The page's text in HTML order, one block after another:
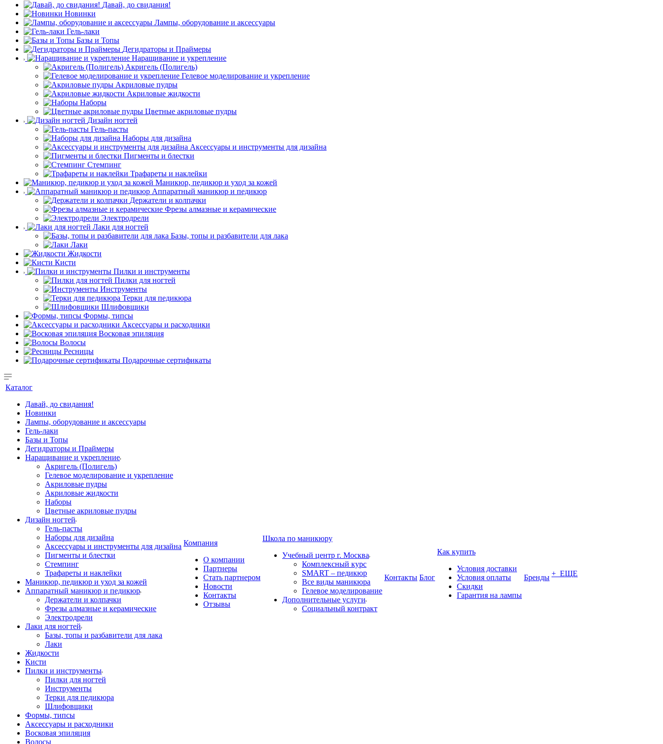
Давай, до свидания!
Новинки
Лампы, оборудование и аксессуары
Гель-лаки
Базы и Топы
Дегидраторы и Праймеры
Наращивание и укрепление
Акригель (Полигель)
Гелевое моделирование и укрепление
Акриловые пудры
Акриловые жидкости
Наборы
Цветные акриловые пудры
Дизайн ногтей
Гель-пасты
Наборы для дизайна
Аксессуары и инструменты для дизайна
Пигменты и блестки
Стемпинг
Трафареты и наклейки
Маникюр, педикюр и уход за кожей
Аппаратный маникюр и педикюр
Держатели и колпачки
Фрезы алмазные и керамические
Электродрели
Лаки для ногтей
Базы, топы и разбавители для лака
Лаки
Жидкости
Кисти
Пилки и инструменты
Пилки для ногтей
Инструменты
Терки для педикюра
Шлифовщики
Формы, типсы
Аксессуары и расходники
Восковая эпиляция
Волосы
Ресницы
Подарочные сертификаты
Каталог
Давай, до свидания!
Новинки
Лампы, оборудование и аксессуары
Гель-лаки
Базы и Топы
Дегидраторы и Праймеры
Наращивание и укрепление
Акригель (Полигель)
Гелевое моделирование и укрепление
Акриловые пудры
Акриловые жидкости
Наборы
Цветные акриловые пудры
Дизайн ногтей
Гель-пасты
Наборы для дизайна
Аксессуары и инструменты для дизайна
Пигменты и блестки
Стемпинг
Трафареты и наклейки
Маникюр, педикюр и уход за кожей
Аппаратный маникюр и педикюр
Держатели и колпачки
Фрезы алмазные и керамические
Электродрели
Лаки для ногтей
Базы, топы и разбавители для лака
Лаки
Жидкости
Кисти
Пилки и инструменты
Пилки для ногтей
Инструменты
Терки для педикюра
Шлифовщики
Формы, типсы
Аксессуары и расходники
Восковая эпиляция
Волосы
Компания
О компании
Партнеры
Стать партнером
Новости
Контакты
Отзывы
Школа по маникюру
Учебный центр г. Москва
Комплексный курс
SMART – педикюр
Все виды маникюра
Гелевое моделирование
Дополнительные услуги
Социальный контракт
Контакты Блог
Как купить
Условия доставки
Условия оплаты
Скидки
Гарантия на лампы
Бренды + ЕЩЕ